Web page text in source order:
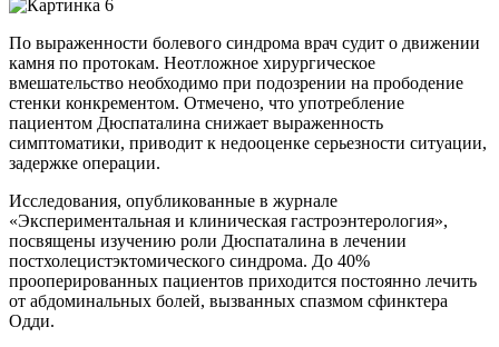
По выраженности болевого синдрома врач судит о движении
камня по протокам. Неотложное хирургическое
вмешательство необходимо при подозрении на прободение
стенки конкрементом. Отмечено, что употребление
пациентом Дюспаталина снижает выраженность
симптоматики, приводит к недооценке серьезности ситуации,
задержке операции.
Исследования, опубликованные в журнале
«Экспериментальная и клиническая гастроэнтерология»,
посвящены изучению роли Дюспаталина в лечении
постхолецистэктомического синдрома. До 40%
прооперированных пациентов приходится постоянно лечить
от абдоминальных болей, вызванных спазмом сфинктера
Одди.